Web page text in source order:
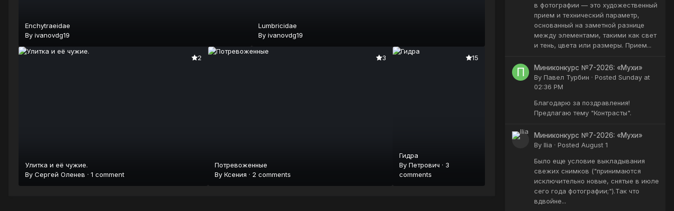
Enchytraeidae
By ivanovdg19
Lumbricidae
By ivanovdg19
2
Улитка и её чужие.
By Сергей Оленев · 1 comment
3
Потревоженные
By Ксения · 2 comments
15
Гидра
By Петрович · 3
comments
в фотографии — это художественный
прием и технический параметр,
основанный на заметной разнице
между элементами, такими как свет
и тень, цвета или размеры. Прием...
Миниконкурс №7-2026: «Мухи»
By Павел Турбин · Posted Sunday at
02:36 PM
Благодарю за поздравления!
Предлагаю тему "Контрасты".
Миниконкурс №7-2026: «Мухи»
By Ilia · Posted August 1
Было еще условие выкладывания
свежих снимков ("принимаются
исключительно новые, снятые в июле
сего года фотографии;").Так что
вдвойне...